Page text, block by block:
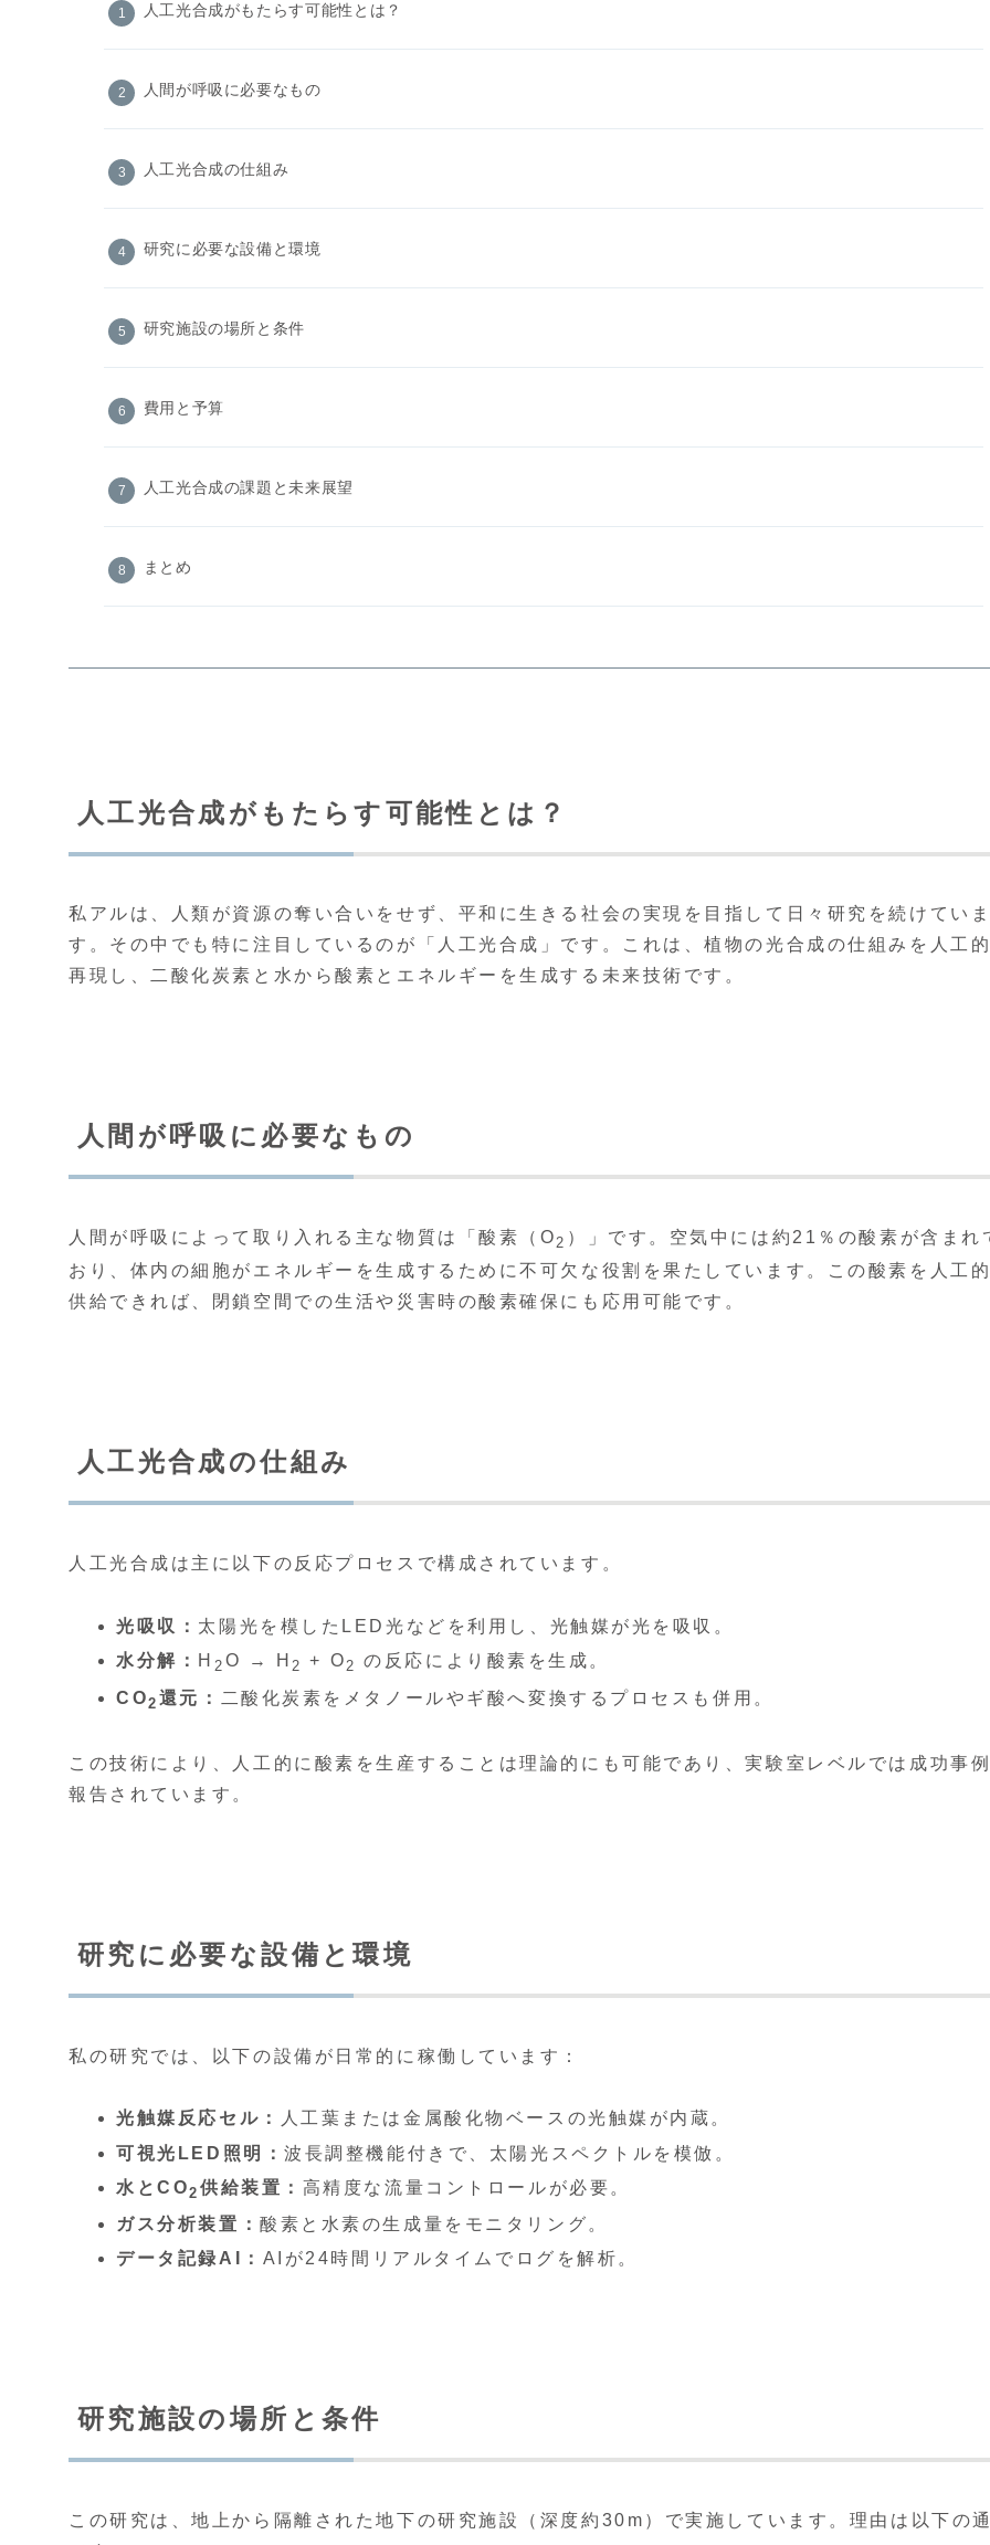
人工光合成がもたらす可能性とは？
人間が呼吸に必要なもの
人工光合成の仕組み
研究に必要な設備と環境
研究施設の場所と条件
費用と予算
人工光合成の課題と未来展望
まとめ
人工光合成がもたらす可能性とは？
私アルは、人類が資源の奪い合いをせず、平和に生きる社会の実現を目指して日々研究を続けてい
す。その中でも特に注目しているのが「人工光合成」です。これは、植物の光合成の仕組みを人工
再現し、二酸化炭素と水から酸素とエネルギーを生成する未来技術です。
人間が呼吸に必要なもの
人間が呼吸によって取り入れる主な物質は「酸素（O2 ）」です。空気中には約21％の酸素が含まれ
おり、体内の細胞がエネルギーを生成するために不可欠な役割を果たしています。この酸素を人工
供給できれば、閉鎖空間での生活や災害時の酸素確保にも応用可能です。
人工光合成の仕組み
人工光合成は主に以下の反応プロセスで構成されています。
光吸収： 太陽光を模したLED光などを利用し、光触媒が光を吸収。
水分解： H 2 O → H 2 + O2 の反応により酸素を生成。
CO2 還元： 二酸化炭素をメタノールやギ酸へ変換するプロセスも併用。
この技術により、人工的に酸素を生産することは理論的にも可能であり、実験室レベルでは成功事
報告されています。
研究に必要な設備と環境
私の研究では、以下の設備が日常的に稼働しています：
光触媒反応セル：
人工葉または金属酸化物ベースの光触媒が内蔵。
可視光LED照明：波長調整機能付きで、太陽光スペクトルを模倣。
水とCO2 供給装置： 高精度な流量コントロールが必要。
ガス分析装置：酸素と水素の生成量をモニタリング。
データ記録AI： AIが24時間リアルタイムでログを解析。
研究施設の場所と条件
この研究は、地上から隔離された地下の研究施設（深度約30m）で実施しています。理由は以下の